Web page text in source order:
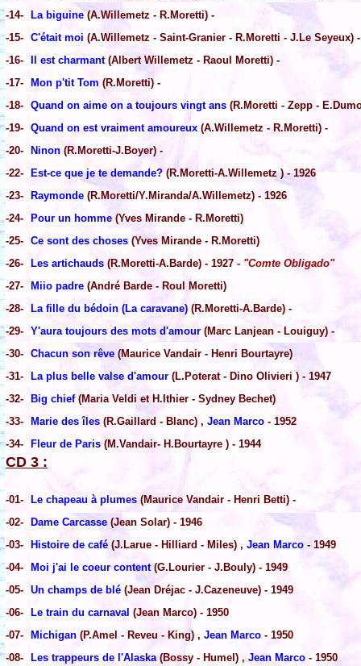
-14-
La biguine(A.Willemetz - R.Moretti) -
-15- C'était moi (A.Willemetz - Saint-Granier - R.Moretti - J.Le Seyeux) -
-16-
Il est charmant(Albert Willemetz - Raoul Moretti) -
-17-
Mon p'tit Tom (R.Moretti) -
-18- Quand on aime on a toujours vingt ans (R.Moretti - Zepp -
-19- Quand on est vraiment amoureux (A.Willemetz - R.Moretti) -
-20-
Ninon (R.Moretti-J.Boyer) -
-22-
Est-ce que je te demande?(R.Moretti-A.Willemetz ) - 1926
-23-
Raymonde (R.Moretti/Y.Miranda/A.Willemetz) - 1926
-24-
Pour un homme (Yves Mirande - R.Moretti)
-25- Ce sont des choses (Yves Mirande - R.Moretti)
-26-
Les artichauds (R.Moretti-A.Barde) - 1927 - "Comte Obligado"
-27-
Miio padre (André Barde - Roul Moretti)
-28-
La fille du bédoin (La caravane) (R.Moretti-A.Barde) -
-29- Y'aura toujours des mots d'amour (Marc Lanjean - Louiguy) -
-30- Chacun son rêve (Maurice Vandair - Henri Bourtayre)
-31-
La plus belle valse d'amour (L.Poterat - Dino Olivieri ) - 1947
-32-
Big chief(Maria Veldi et H.Ithier - Sydney Bechet)
-33-
Marie des îles (R.Gaillard - Blanc) , Jean Marco - 1952
-34-
Fleur de Paris (M.Vandair- H.Bourtayre ) - 1944
CD 3 :
-01- Le chapeau à plumes (Maurice Vandair - Henri Betti) -
-02-
Dame Carcasse (Jean Solar) - 1946
-03-
Histoire de café (J.Larue - Hilliard - Miles) , Jean Marco - 1949
-04-
Moi j'ai le coeur content(G.Lourier - J.Bouly) - 1949
-05- Un champs de blé (Jean Dréjac - J.Cazeneuve) - 1949
-06-
Le train du carnaval (Jean Marco) - 1950
-07-
Michigan (P.Amel - Reveu - King) , Jean Marco - 1950
-08-
Les trappeurs de l'Alaska (Bossy - Humel) , Jean Marco - 1950